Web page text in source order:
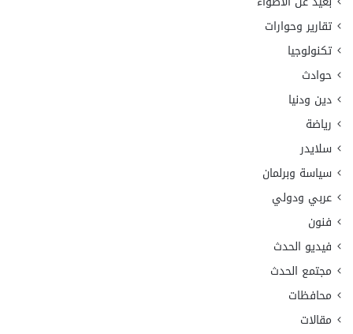
تقارير وحوارات
تكنولوجيا
حوادث
دين ودنيا
رياضة
سلايدر
سياسة وبرلمان
عربي ودولي
فنون
فيديو الحدث
مجتمع الحدث
محافظات
مقالات